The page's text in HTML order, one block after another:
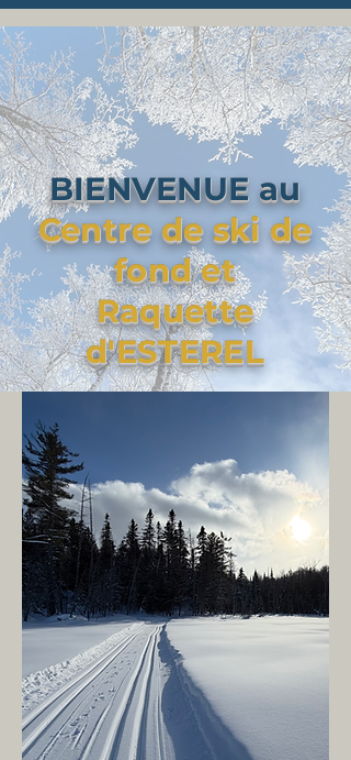
BIENVENUE au
Centre de ski de
fond et
Raquette
d'ESTEREL